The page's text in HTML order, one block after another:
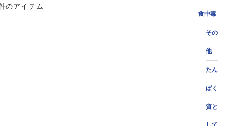
食中毒
その
他
たん
ぱく
質と
のアイテム